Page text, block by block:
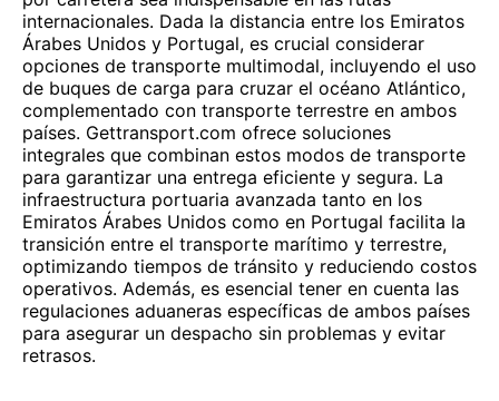
internacionales. Dada la distancia entre los Emiratos
Árabes Unidos y Portugal, es crucial considerar
opciones de transporte multimodal, incluyendo el uso
de buques de carga para cruzar el océano Atlántico,
complementado con transporte terrestre en ambos
países. Gettransport.com ofrece soluciones
integrales que combinan estos modos de transporte
para garantizar una entrega eficiente y segura. La
infraestructura portuaria avanzada tanto en los
Emiratos Árabes Unidos como en Portugal facilita la
transición entre el transporte marítimo y terrestre,
optimizando tiempos de tránsito y reduciendo costos
operativos. Además, es esencial tener en cuenta las
regulaciones aduaneras específicas de ambos países
para asegurar un despacho sin problemas y evitar
retrasos.